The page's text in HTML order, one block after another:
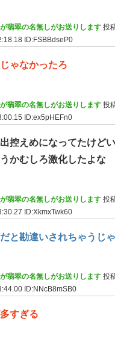
翡翠の名無しがお送りします 投
ID:FSBBdseP0
ゃなかったろ
翡翠の名無しがお送りします 投
ID:ex5pHEFn0
控えめになってたけど
かむしろ激化したよな
翡翠の名無しがお送りします 投
ID:XkmxTwk60
と勘違いされちゃうじ
翡翠の名無しがお送りします 投
ID:NNcB8mSB0
すぎる